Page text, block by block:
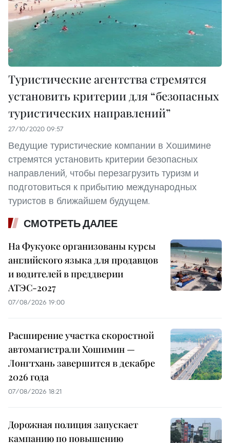
Туристические агентства стремятся
установить критерии для “безопасных
туристических направлений”
27/10/2020 09:57
Ведущие туристические компании в Хошимине
стремятся установить критерии безопасных
направлений, чтобы перезагрузить туризм и
подготовиться к прибытию международных
туристов в ближайшем будущем.
СМОТРЕТЬ ДАЛЕЕ
На Фукуоке организованы курсы
английского языка для продавцов
и водителей в преддверии
АТЭС-2027
07/08/2026 19:00
Расширение участка скоростной
автомагистрали Хошимин —
Лонгтхань завершится в декабре
2026 года
07/08/2026 18:21
Дорожная полиция запускает
кампанию по повышению